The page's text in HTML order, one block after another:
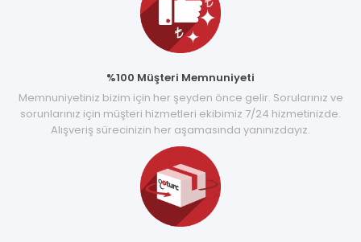
%100 Müşteri Memnuniyeti
Memnuniyetiniz bizim için her şeyden önce gelir. Sorularınız ve
sorunlarınız için müşteri hizmetleri ekibimiz 7/24 hizmetinizde.
Alışveriş sürecinizin her aşamasında yanınızdayız.